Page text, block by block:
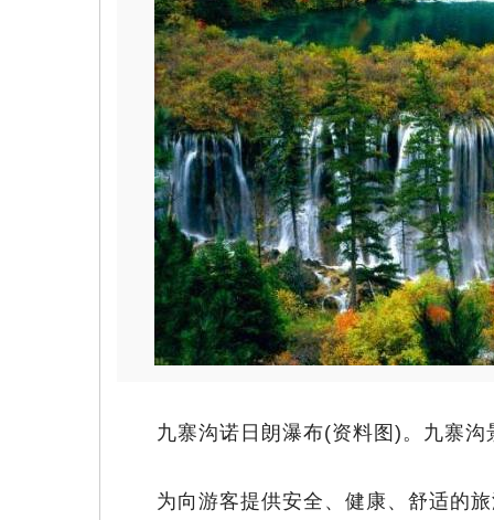
九寨沟诺日朗瀑布(资料图)。九寨沟
为向游客提供安全、健康、舒适的